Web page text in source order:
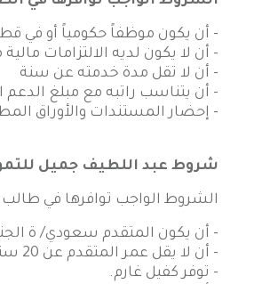
- أن يكون موظفاً حكومياً أو في قطاع
- أن لا يكون لديه الالتزامات
- أن لا تقل مدة خدمته عن سنة
- أن يتناسب راتبه مع مبلغ الدعم المطلوب لا تتجاوز الالتزامات
- إحضار المستندات والأوراق
شروط عبد اللطيف جميل
الشروط الواجب توافرها في طالب
- أن يكون المتقدم سعودي/ ة
- أن لا يقل عمر المتقدم عن 20 سنة ولا يزيد عن 60 سنة.
- توفر كفيل غارم.